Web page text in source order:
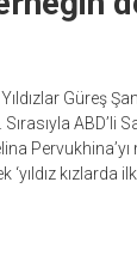
Güreş
ABD’li
Pervukhina’yı
kızlarda